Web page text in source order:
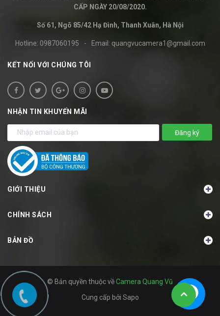
CẤP NGÀY 20/08/2020.
Số 61, Ngõ 85/42 Hạ Đình, Thanh Xuân, Hà Nội
Hotline: 0987060195 - Email: quangvucamera1@gmail.com
KẾT NỐI VỚI CHÚNG TÔI
NHẬN TIN KHUYẾN MÃI
Đăng ký
GIỚI THIỆU
CHÍNH SÁCH
BẢN ĐỒ
© Bản quyền thuộc vềCamera Quang Vũ
Cung cấp bởi Sapo